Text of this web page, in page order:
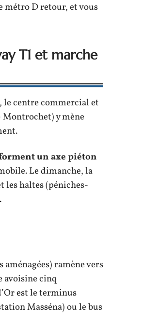
métro D retour, et vous
T1 et marche
le centre commercial et
Montrochet) y mène
un axe piéton
Le dimanche, la
les haltes (péniches-
ramène vers
avoisine cinq
est le terminus
Masséna) ou le bus